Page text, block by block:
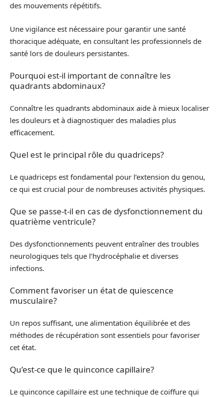
des mouvements répétitifs.
Une vigilance est nécessaire pour garantir une santé
thoracique adéquate, en consultant les professionnels de
santé lors de douleurs persistantes.
Pourquoi est-il important de connaître les
quadrants abdominaux?
Connaître les quadrants abdominaux aide à mieux localiser
les douleurs et à diagnostiquer des maladies plus
efficacement.
Quel est le principal rôle du quadriceps?
Le quadriceps est fondamental pour l’extension du genou,
ce qui est crucial pour de nombreuses activités physiques.
Que se passe-t-il en cas de dysfonctionnement du
quatrième ventricule?
Des dysfonctionnements peuvent entraîner des troubles
neurologiques tels que l’hydrocéphalie et diverses
infections.
Comment favoriser un état de quiescence
musculaire?
Un repos suffisant, une alimentation équilibrée et des
méthodes de récupération sont essentiels pour favoriser
cet état.
Qu’est-ce que le quinconce capillaire?
Le quinconce capillaire est une technique de coiffure qui